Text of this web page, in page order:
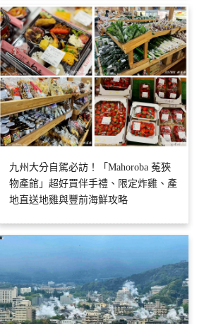
九州大分自駕必訪！「Mahoroba 菟狹
物產館」超好買伴手禮、限定炸雞、產
地直送地雞與豐前海鮮攻略